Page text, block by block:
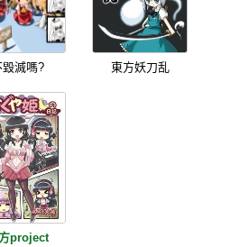
毀滅嗎? 東方妖刀乱
project